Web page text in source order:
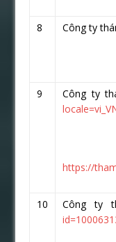
8 Công ty
9 Công ty
https://
10
Công ty